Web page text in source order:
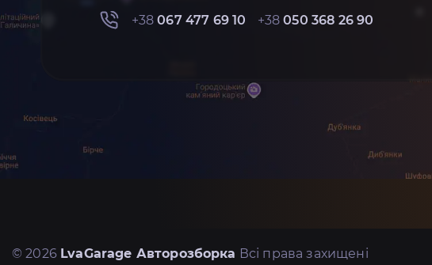
+38067 477 69 10 +38050 368 26 90
© 2026 LvaGarage Авторозборка Всі права захищені